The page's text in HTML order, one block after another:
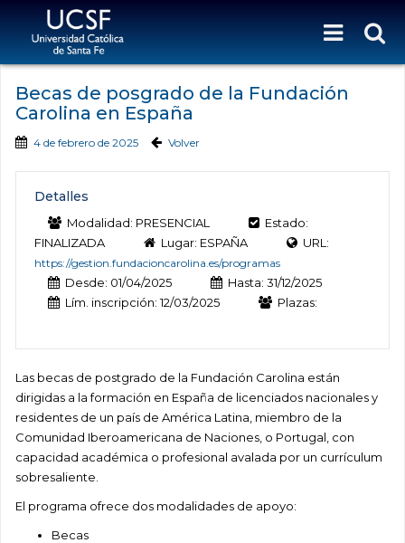
Becas de posgrado de la Fundación
Carolina en España
4 de febrero de 2025 Volver
Detalles
Modalidad: PRESENCIAL
Estado:
FINALIZADA
Lugar: ESPAÑA URL:
https://gestion.fundacioncarolina.es/programas
Desde: 01/04/2025
Hasta: 31/12/2025
Lím. inscripción: 12/03/2025
Plazas:
Las becas de postgrado de la Fundación Carolina están
dirigidas a la formación en España de licenciados nacionales y
residentes de un país de América Latina, miembro de la
Comunidad Iberoamericana de Naciones, o Portugal, con
capacidad académica o profesional avalada por un currículum
sobresaliente.
El programa ofrece dos modalidades de apoyo:
Becas